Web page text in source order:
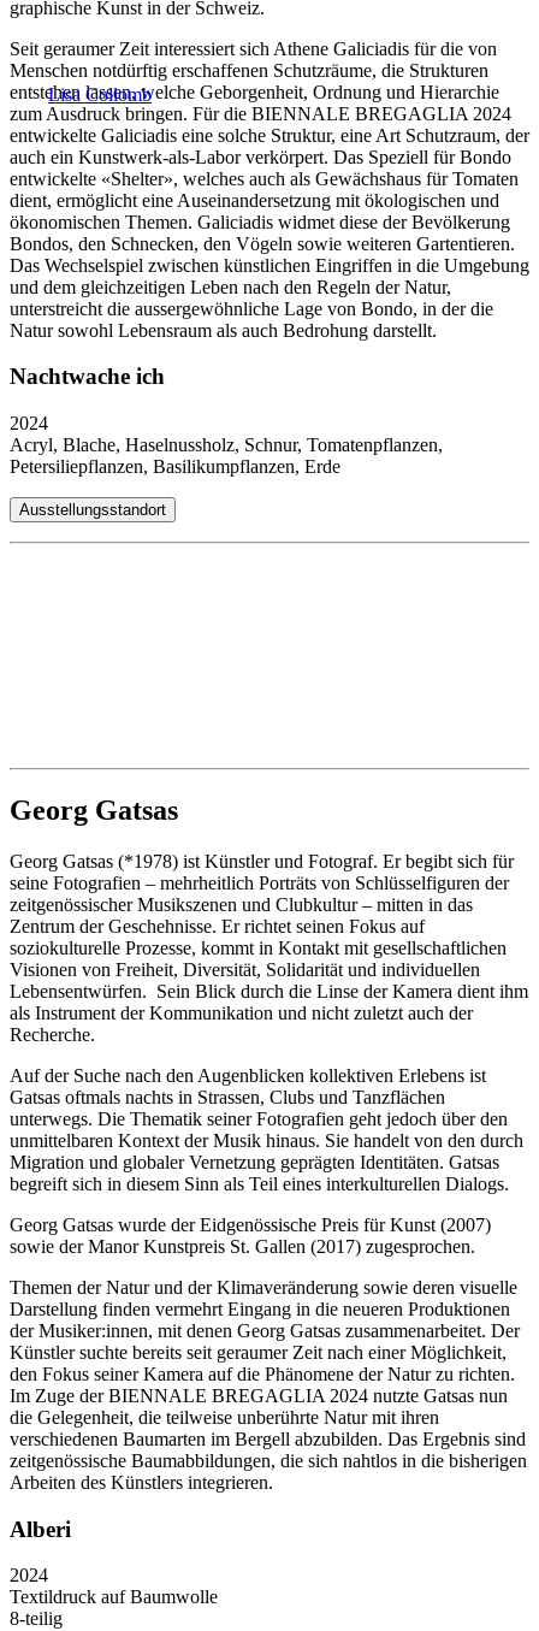
graphische Kunst in der Schweiz.
Seit geraumer Zeit interessiert sich Athene Galiciadis für die von
Menschen notdürftig erschaffenen Schutzräume, die Strukturen
entstehen lassen, welche Geborgenheit, Ordnung und Hierarchie
zum Ausdruck bringen. Für die BIENNALE BREGAGLIA 2024
entwickelte Galiciadis eine solche Struktur, eine Art Schutzraum, der
auch ein Kunstwerk-als-Labor verkörpert. Das Speziell für Bondo
entwickelte «Shelter», welches auch als Gewächshaus für Tomaten
dient, ermöglicht eine Auseinandersetzung mit ökologischen und
ökonomischen Themen. Galiciadis widmet diese der Bevölkerung
Bondos, den Schnecken, den Vögeln sowie weiteren Gartentieren.
Das Wechselspiel zwischen künstlichen Eingriffen in die Umgebung
und dem gleichzeitigen Leben nach den Regeln der Natur,
unterstreicht die aussergewöhnliche Lage von Bondo, in der die
Natur sowohl Lebensraum als auch Bedrohung darstellt.
Nachtwache ich
2024
Acryl, Blache, Haselnussholz, Schnur, Tomatenpflanzen,
Petersiliepflanzen, Basilikumpflanzen, Erde
Ausstellungsstandort
Georg Gatsas
Georg Gatsas (*1978) ist Künstler und Fotograf. Er begibt sich für
seine Fotografien – mehrheitlich Porträts von Schlüsselfiguren der
zeitgenössischer Musikszenen und Clubkultur – mitten in das
Zentrum der Geschehnisse. Er richtet seinen Fokus auf
soziokulturelle Prozesse, kommt in Kontakt mit gesellschaftlichen
Visionen von Freiheit, Diversität, Solidarität und individuellen
Lebensentwürfen. Sein Blick durch die Linse der Kamera dient ihm
als Instrument der Kommunikation und nicht zuletzt auch der
Recherche.
Auf der Suche nach den Augenblicken kollektiven Erlebens ist
Gatsas oftmals nachts in Strassen, Clubs und Tanzflächen
unterwegs. Die Thematik seiner Fotografien geht jedoch über den
unmittelbaren Kontext der Musik hinaus. Sie handelt von den durch
Migration und globaler Vernetzung geprägten Identitäten. Gatsas
begreift sich in diesem Sinn als Teil eines interkulturellen Dialogs.
Georg Gatsas wurde der Eidgenössische Preis für Kunst (2007)
sowie der Manor Kunstpreis St. Gallen (2017) zugesprochen.
Themen der Natur und der Klimaveränderung sowie deren visuelle
Darstellung finden vermehrt Eingang in die neueren Produktionen
der Musiker:innen, mit denen Georg Gatsas zusammenarbeitet. Der
Künstler suchte bereits seit geraumer Zeit nach einer Möglichkeit,
den Fokus seiner Kamera auf die Phänomene der Natur zu richten.
Im Zuge der BIENNALE BREGAGLIA 2024 nutzte Gatsas nun
die Gelegenheit, die teilweise unberührte Natur mit ihren
verschiedenen Baumarten im Bergell abzubilden. Das Ergebnis sind
zeitgenössische Baumabbildungen, die sich nahtlos in die bisherigen
Arbeiten des Künstlers integrieren.
Alberi
2024
Textildruck auf Baumwolle
8-teilig
Lisa Collomb